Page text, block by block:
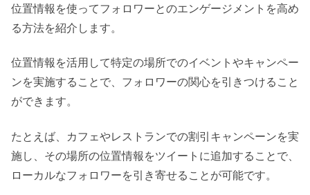
位置情報を使ってフォロワーとのエンゲージメントを高め
る方法を紹介します。
位置情報を活用して特定の場所でのイベントやキャンペー
ンを実施することで、フォロワーの関心を引きつけること
ができます。
たとえば、カフェやレストランでの割引キャンペーンを実
施し、その場所の位置情報をツイートに追加することで、
ローカルなフォロワーを引き寄せることが可能です。